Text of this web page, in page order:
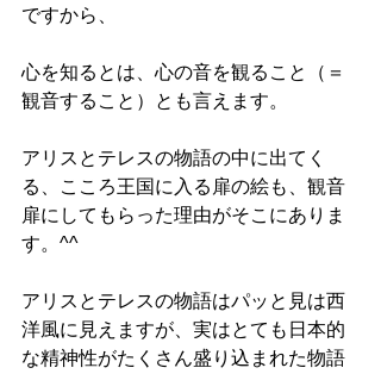
ですから、
心を知るとは、心の音を観ること（＝
観音すること）とも言えます。
アリスとテレスの物語の中に出てく
る、こころ王国に入る扉の絵も、観音
扉にしてもらった理由がそこにありま
す。^^
アリスとテレスの物語はパッと見は西
洋風に見えますが、実はとても日本的
な精神性がたくさん盛り込まれた物語